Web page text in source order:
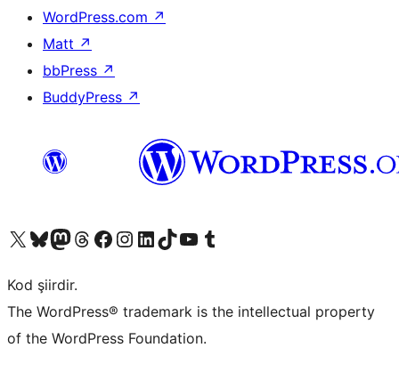
WordPress.com ↗
Matt ↗
bbPress ↗
BuddyPress ↗
X (eski Twitter) hesabımıza bakın
Bluesky hesabımızı ziyaret edinMastodon hesabımızı ziyaret edinThreads hesabımızı ziyaret edinFacebook sayfamızı ziyaret edinInstagram hesabımızı ziyaret edinLinkedIn hesabımızı ziyaret edinTikTok hesabımızı ziyaret edinYouTube kanalımızı ziyaret edinTumblr hesabımızı ziyaret edin
Kod şiirdir.
The WordPress® trademark is the intellectual property
of the WordPress Foundation.